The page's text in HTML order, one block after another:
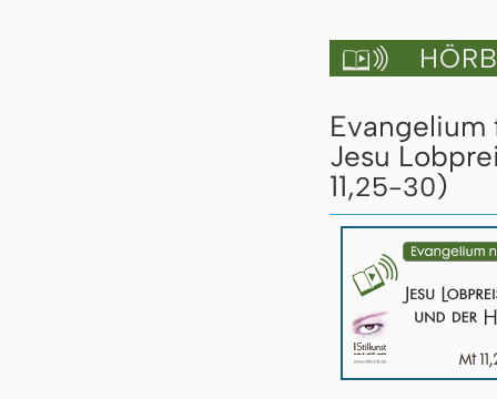

Evangelium
Jesu
11,25-30)